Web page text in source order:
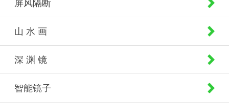
屏风隔断
山 水 画
深 渊 镜
智能镜子